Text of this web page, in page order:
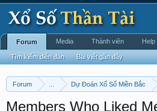
Forum Dự Đoán Xổ Số Miền Bắc
Members Who Liked
Forum
Tìm kiếm diễn đàn Bài viết gần đây
Media Thành viên Help